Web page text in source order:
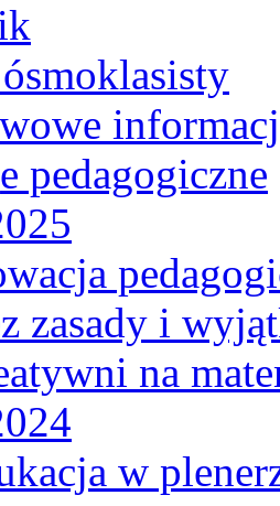
pedagogiczne
zasady i
na
w